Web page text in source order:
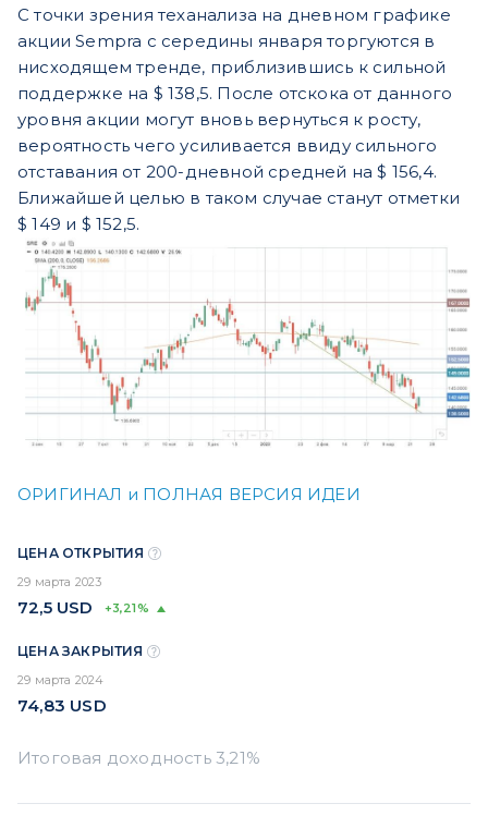
С точки зрения теханализа на дневном графике
акции Sempra с середины января торгуются в
нисходящем тренде, приблизившись к сильной
поддержке на $ 138,5. После отскока от данного
уровня акции могут вновь вернуться к росту,
вероятность чего усиливается ввиду сильного
отставания от 200-дневной средней на $ 156,4.
Ближайшей целью в таком случае станут отметки
$ 149 и $ 152,5.
ОРИГИНАЛ и ПОЛНАЯ ВЕРСИЯ ИДЕИ
ЦЕНА ОТКРЫТИЯ
29 марта 2023
72,5 USD +3,21%
ЦЕНА ЗАКРЫТИЯ
29 марта 2024
74,83 USD